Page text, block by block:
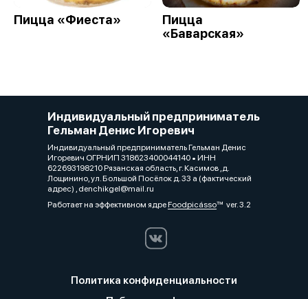
Пицца «Фиеста»
Пицца
«Баварская»
Индивидуальный предприниматель
Гельман Денис Игоревич
Индивидуальный предприниматель Гельман Денис
Игоревич ОГРНИП 318623400044140 • ИНН
622693198210 Рязанская область, г. Касимов ,д.
Лощинино, ул. Большой Посёлок д. 33 а (фактический
адрес) , denchikgel@mail.ru
Работает на эффективном ядреFoodpicássover. 3.2
Политика конфиденциальности